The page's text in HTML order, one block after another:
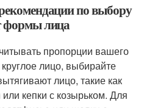
по выбору
формы лица
пропорции вашего
лицо, выбирайте
лицо, такие как
кепки с козырьком. Для